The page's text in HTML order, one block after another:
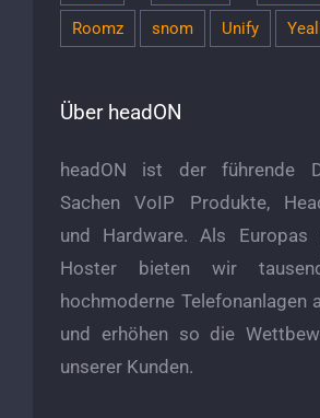
Roomz snom Unify
Über headON
headON ist der führende
Sachen VoIP Produkte,
und Hardware. Als Europas
Hoster bieten wir
hochmoderne Telefonanlagen
und erhöhen so die
unserer Kunden.